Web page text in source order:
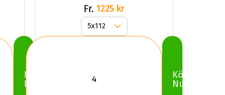
Köp
Nu
Fr. 1225 kr
Köp
Nu